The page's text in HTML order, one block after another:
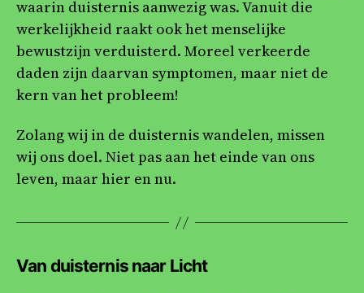
waarin duisternis aanwezig was. Vanuit die
werkelijkheid raakt ook het menselijke
bewustzijn verduisterd. Moreel verkeerde
daden zijn daarvan symptomen, maar niet de
kern van het probleem!
Zolang wij in de duisternis wandelen, missen
wij ons doel. Niet pas aan het einde van ons
leven, maar hier en nu.
Van duisternis naar Licht